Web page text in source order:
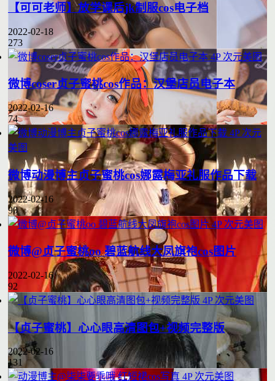
【可可老师】放学课后jk制服cos电子档
2022-02-18
273
4P 次元美图
微博coser贞子蜜桃cos作品：汉堡店员电子本
2022-02-16
74
4P 次元
美图
微博动漫博主贞子蜜桃cos娜露梅亚礼服作品下载
2022-02-16
90
4P 次元美图
微博@贞子蜜桃oo 碧蓝航线大凤旗袍cos图片
2022-02-16
92
4P 次元美图
【贞子蜜桃】心心眼高清图包+视频完整版
2022-02-16
131
4P 次元美图